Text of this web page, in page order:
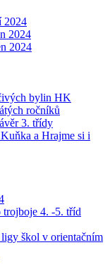
2024
2024
2024
bylin HK
ročníků
3. třídy
a Hrajme si i
trojboje 4. -5. tříd
škol v orientačním